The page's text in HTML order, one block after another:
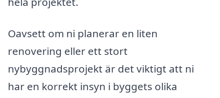
Oavsett om ni planerar en liten
renovering eller ett stort
nybyggnadsprojekt är det viktigt att ni
har en korrekt insyn i byggets olika